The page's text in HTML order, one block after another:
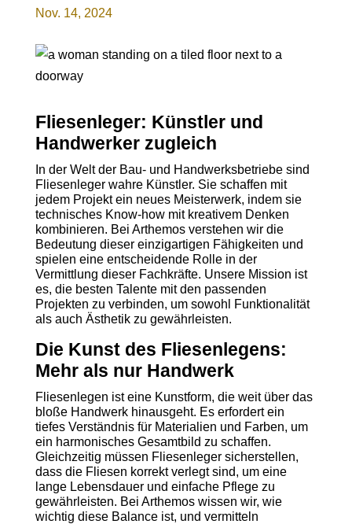
Nov. 14, 2024
Fliesenleger: Künstler und
Handwerker zugleich
In der Welt der Bau- und Handwerksbetriebe sind
Fliesenleger wahre Künstler. Sie schaffen mit
jedem Projekt ein neues Meisterwerk, indem sie
technisches Know-how mit kreativem Denken
kombinieren. Bei Arthemos verstehen wir die
Bedeutung dieser einzigartigen Fähigkeiten und
spielen eine entscheidende Rolle in der
Vermittlung dieser Fachkräfte. Unsere Mission ist
es, die besten Talente mit den passenden
Projekten zu verbinden, um sowohl Funktionalität
als auch Ästhetik zu gewährleisten.
Die Kunst des Fliesenlegens:
Mehr als nur Handwerk
Fliesenlegen ist eine Kunstform, die weit über das
bloße Handwerk hinausgeht. Es erfordert ein
tiefes Verständnis für Materialien und Farben, um
ein harmonisches Gesamtbild zu schaffen.
Gleichzeitig müssen Fliesenleger sicherstellen,
dass die Fliesen korrekt verlegt sind, um eine
lange Lebensdauer und einfache Pflege zu
gewährleisten. Bei Arthemos wissen wir, wie
wichtig diese Balance ist, und vermitteln